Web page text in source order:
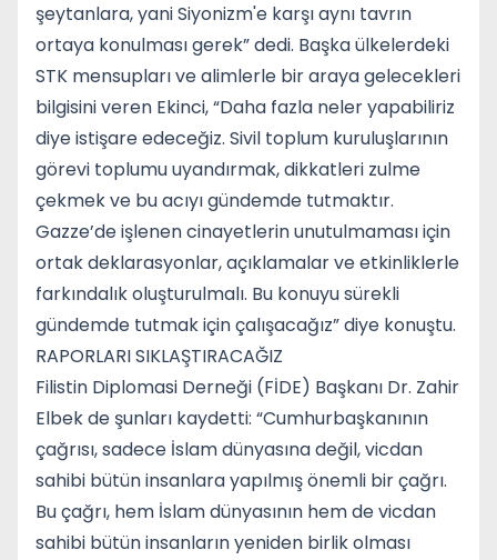
şeytanlara, yani Siyonizm'e karşı aynı tavrın
ortaya konulması gerek” dedi. Başka ülkelerdeki
STK mensupları ve alimlerle bir araya gelecekleri
bilgisini veren Ekinci, “Daha fazla neler yapabiliriz
diye istişare edeceğiz. Sivil toplum kuruluşlarının
görevi toplumu uyandırmak, dikkatleri zulme
çekmek ve bu acıyı gündemde tutmaktır.
Gazze’de işlenen cinayetlerin unutulmaması için
ortak deklarasyonlar, açıklamalar ve etkinliklerle
farkındalık oluşturulmalı. Bu konuyu sürekli
gündemde tutmak için çalışacağız” diye konuştu.
RAPORLARI SIKLAŞTIRACAĞIZ
Filistin Diplomasi Derneği (FİDE) Başkanı Dr. Zahir
Elbek de şunları kaydetti: “Cumhurbaşkanının
çağrısı, sadece İslam dünyasına değil, vicdan
sahibi bütün insanlara yapılmış önemli bir çağrı.
Bu çağrı, hem İslam dünyasının hem de vicdan
sahibi bütün insanların yeniden birlik olması